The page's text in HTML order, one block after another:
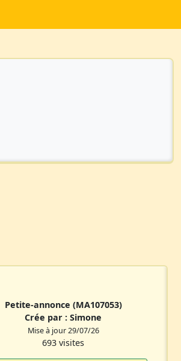
Petite-annonce (MA107053)
Crée par :Simone
Mise à jour 29/07/26
693 visites